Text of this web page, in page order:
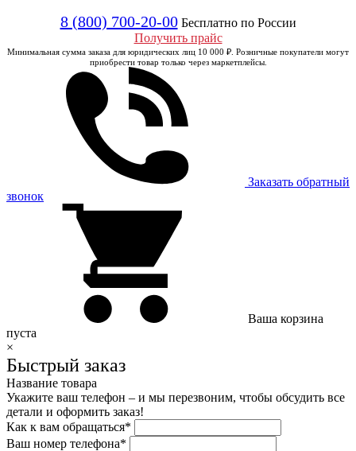
8 (800) 700-20-00 Бесплатно по России
Получить прайс
Минимальная сумма заказа для юридических лиц 10 000 ₽. Розничные покупатели могут
приобрести товар только через маркетплейсы.
Заказать обратный
звонок
Ваша корзина
пуста
×
Быстрый заказ
Название товара
Укажите ваш телефон – и мы перезвоним, чтобы обсудить все
детали и оформить заказ!
Как к вам обращаться*
Ваш номер телефона*